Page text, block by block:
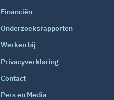
Financiën
Onderzoeksrapporten
Werken bij
Privacyverklaring
Contact
Pers en Media